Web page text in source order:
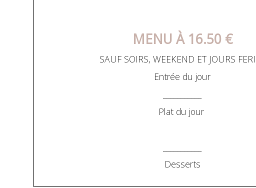
MENU À 16.50 €
SAUF SOIRS, WEEKEND ET JOURS
Entrée du jour
Plat du jour
Desserts